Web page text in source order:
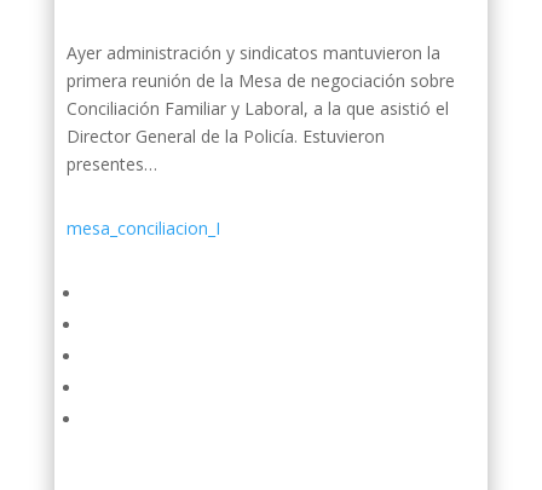
Ayer administración y sindicatos mantuvieron la
primera reunión de la Mesa de negociación sobre
Conciliación Familiar y Laboral, a la que asistió el
Director General de la Policía. Estuvieron
presentes…
mesa_conciliacion_I